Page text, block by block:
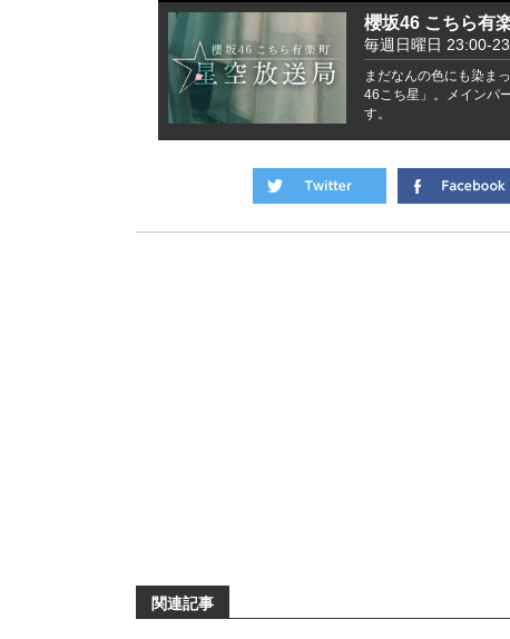
櫻坂46 こちら有
毎週日曜日 23:00-
まだなんの色にも染ま
46こち星」。メインパ
す。
関連記事